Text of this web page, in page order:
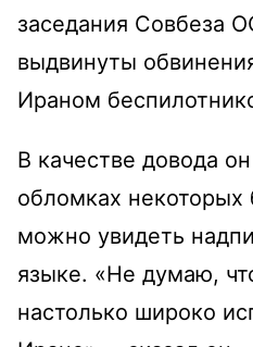
заседания Совбеза
выдвинуты
Ираном
В качестве довода
обломках некоторых
можно увидеть
языке. «Не думаю,
настолько широко